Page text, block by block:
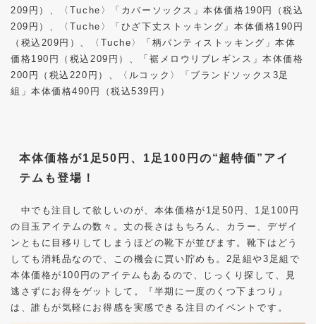
209 円）、〈 Tuche 〉「カバーソックス」本体価格 190 円（税込
209 円）、〈 Tuche 〉「ひざ下丈ストッキング」本体価格190 円
（税込 209 円）、〈 Tuche 〉「柄パンティストッキング」本体
価格190 円（税込 209 円）、「裾メロウリブレギンス」本体価格
200 円（税込 220 円）、〈ルコック〉「ブランドソックス 3 足
組」本体価格490 円（税込539 円）
本体価格が1足50円、1足100円の“超特価”アイ
テムも登場！
中でも注目して欲しいのが、本体価格が 1 足 50 円、 1 足 100 円
の目玉アイテムの数々。丈の長さはもちろん、カラー、デザイ
ンともに目移りしてしまうほどの靴下が並びます。靴下はどう
しても消耗品なので、この機会に買い貯めも。 2 足組や3 足組で
本体価格が 100 円のアイテムもあるので、じっくり探して、見
逃さずにお得をゲットして。『半期に一度のくつ下まつり』
は、誰もが気軽にお得感を実感できる注目のイベントです。